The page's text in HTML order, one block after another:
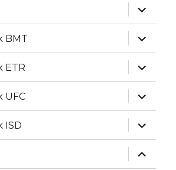
BMT
ETR
UFC
ISD